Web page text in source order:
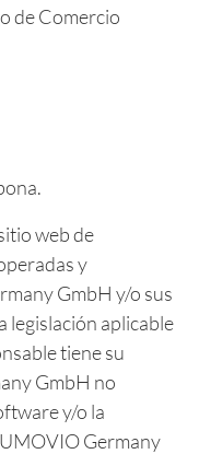
de Comercio
web de
y
GmbH y/o sus
legislación aplicable
tiene su
GmbH no
y/o la
Germany